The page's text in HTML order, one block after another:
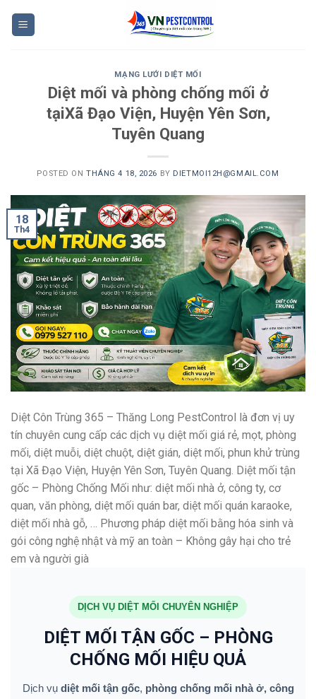
MẠNG LƯỚI DIỆT MỐI
Diệt mối và phòng chống mối ở
tạiXã Đạo Viện, Huyện Yên Sơn,
Tuyên Quang
POSTED ONTHÁNG 4 18, 2026 BY DIETMOI12H@GMAIL.COM
18
Th4
Diệt Côn Trùng 365 – Thăng Long PestControl là đơn vị uy
tín chuyên cung cấp các dịch vụ diệt mối giá rẻ, mọt, phòng
mối, diệt muỗi, diệt chuột, diệt gián, diệt mối, phun khử trùng
tại Xã Đạo Viện, Huyện Yên Sơn, Tuyên Quang. Diệt mối tận
gốc – Phòng Chống Mối như: diệt mối nhà ở, công ty, cơ
quan, văn phòng, diệt mối quán bar, diệt mối quán karaoke,
diệt mối nhà gỗ, … Phương pháp diệt mối bằng hóa sinh và
gói công nghệ nhật và mỹ an toàn – Không gây hại cho trẻ
em và người già
DỊCH VỤ DIỆT MỐI CHUYÊN NGHIỆP
DIỆT MỐI TẬN GỐC – PHÒNG
CHỐNG MỐI HIỆU QUẢ
Dịch vụ diệt mối tận gốc, phòng chống mối nhà ở, công